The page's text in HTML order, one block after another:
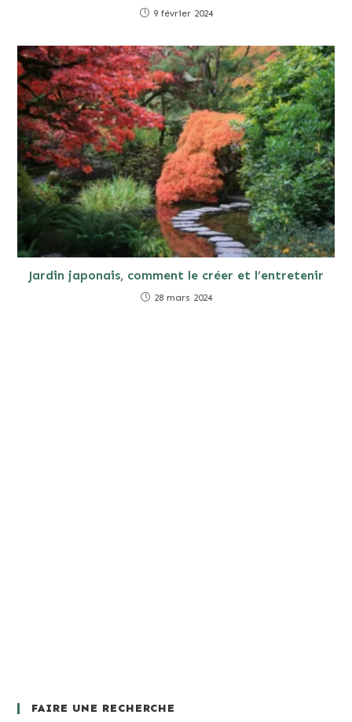
9 février 2024
Jardin japonais, comment le créer et l’entretenir
28 mars 2024
FAIRE UNE RECHERCHE